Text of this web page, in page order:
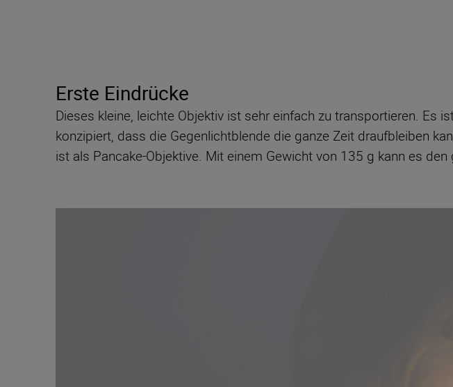
Erste Eindrücke
Dieses kleine, leichte Objektiv ist sehr einfach zu transportieren.
konzipiert, dass die Gegenlichtblende die ganze Zeit draufbleiben
ist als Pancake-Objektive. Mit einem Gewicht von 135 g kann es